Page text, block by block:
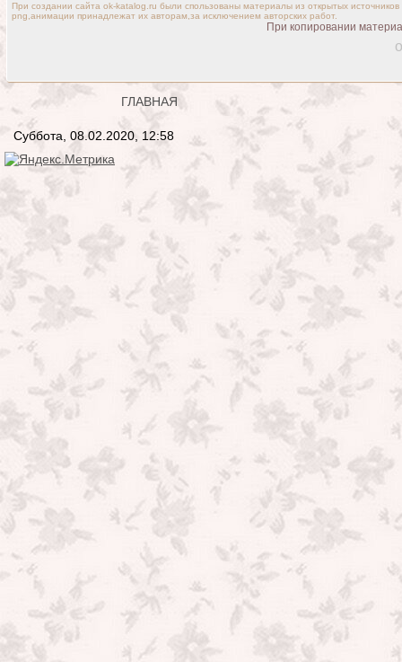
При создании сайта ok-katalog.ru были спользованы материалы из открытых
png,анимации принадлежат их авторам,за исключением авторских работ.
При копировании
ГЛАВНАЯ
Суббота, 08.02.2020, 12:58